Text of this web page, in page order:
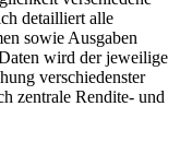
detailliert alle
sowie Ausgaben
wird der jeweilige
verschiedenster
zentrale Rendite- und